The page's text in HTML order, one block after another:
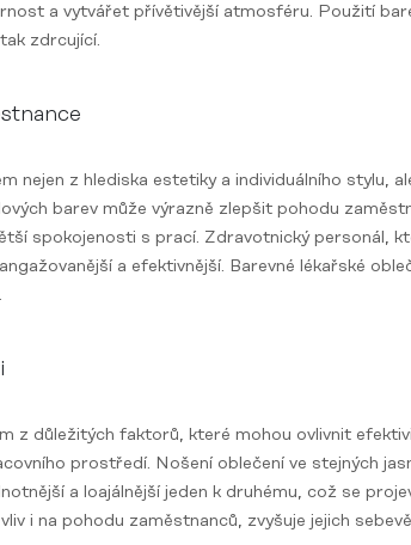
a vytvářet přívětivější atmosféru. Použití
zdrcující.
nejen z hlediska estetiky a individuálního stylu,
barev může výrazně zlepšit pohodu
spokojenosti s prací. Zdravotnický personál,
a efektivnější. Barevné lékařské
z důležitých faktorů, které mohou ovlivnit
prostředí. Nošení oblečení ve stejných
a loajálnější jeden k druhému, což se
i na pohodu zaměstnanců, zvyšuje jejich